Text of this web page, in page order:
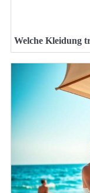
Welche Kleidung